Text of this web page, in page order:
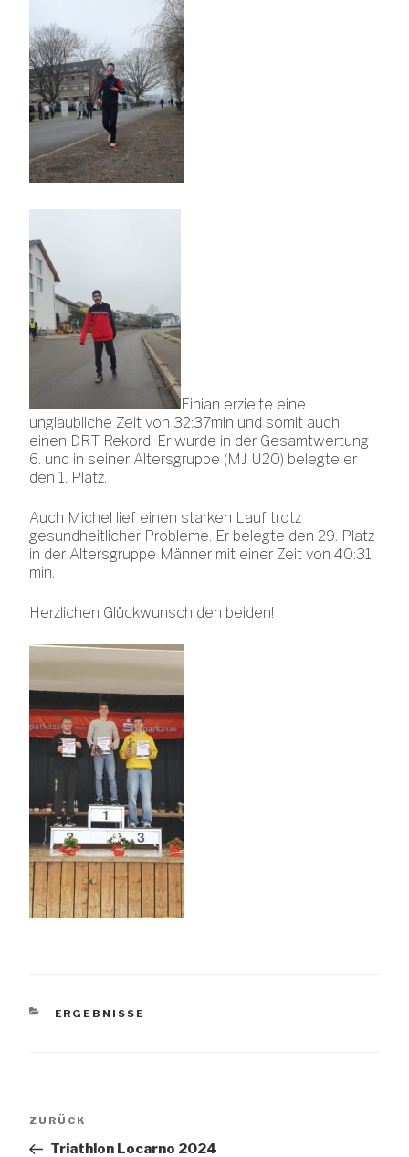
Finian erzielte eine
unglaubliche Zeit von 32:37min und somit auch
einen DRT Rekord. Er wurde in der Gesamtwertung
6. und in seiner Altersgruppe (MJ U20) belegte er
den 1. Platz.
Auch Michel lief einen starken Lauf trotz
gesundheitlicher Probleme. Er belegte den 29. Platz
in der Altersgruppe Männer mit einer Zeit von 40:31
min.
Herzlichen Glückwunsch den beiden!
KATEGORIEN
ERGEBNISSE
Beitrags-
Vorheriger
ZURÜCK
Triathlon Locarno 2024